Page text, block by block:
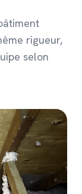
rigueur,
selon